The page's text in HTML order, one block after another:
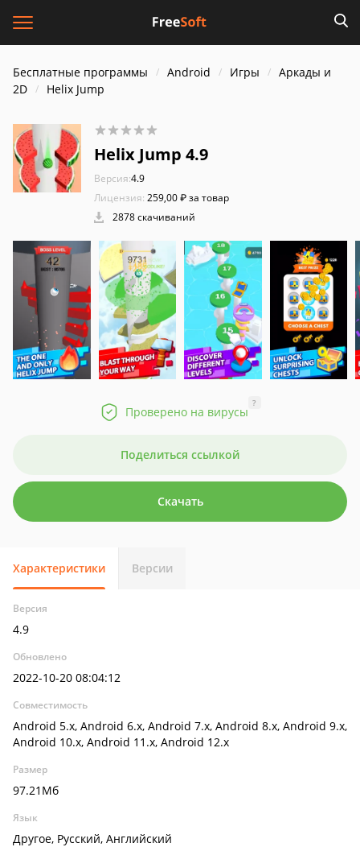
Бесплатные программы Android Игры
Аркады и
2D
Helix Jump
Helix Jump 4.9
Версия:4.9
Лицензия: 259,00 ₽ за товар
2878 скачиваний
Проверено на вирусы
?
Поделиться ссылкой
Скачать
Характеристики Версии
Версия
4.9
Обновлено
2022-10-20 08:04:12
Совместимость
Android 5.x, Android 6.x, Android 7.x, Android 8.x, Android 9.x,
Android 10.x, Android 11.x, Android 12.x
Размер
97.21Мб
Язык
Другое, Русский, Английский